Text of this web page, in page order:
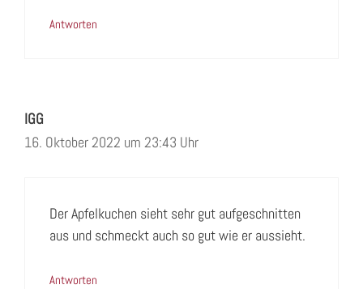
Antworten
IGG
16. Oktober 2022 um 23:43 Uhr
Der Apfelkuchen sieht sehr gut aufgeschnitten
aus und schmeckt auch so gut wie er aussieht.
Antworten